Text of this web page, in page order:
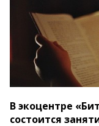
В экоцентре
состоится